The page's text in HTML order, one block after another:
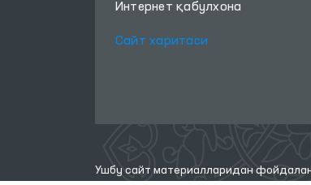
Интернет қабулхона
Сайт харитаси
Ушбу сайт материалларидан